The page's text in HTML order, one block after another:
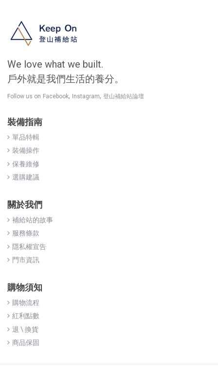
We love what we built.
戶外就是我們生活的養分。
Follow us on Facebook, Instagram, 登山補給站論壇
裝備指南
單品特輯
裝備操作
保養維修
選購建議
關於我們
補給站的故事
服務條款
隱私權宣告
門市資訊
購物須知
購物流程
紅利點數
退 \ 換貨
商品保固